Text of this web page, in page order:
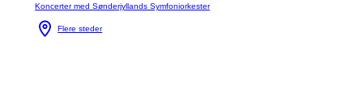
Koncerter med Sønderjyllands Symfoniorkester
Flere steder